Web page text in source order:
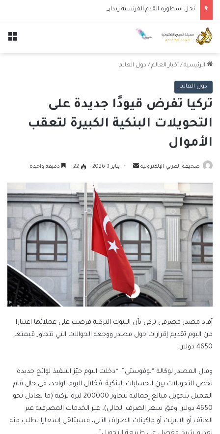
نجل اسطوره القدم الفرنسيه زيدان لوكا يتعاقد مع نادي ليغانيس
الرئيسية / أخبار العالم / دول العالم
دول العالم
تركيا تفرض قيودًا جديدة على
التحويلات البنكية الكبيرة لتعقب
الأموال
صحيفة العربي الإلكترونية
أرسل يناير 1, 2026 22 دقيقة واحدة
أفاد مصدر مصرفي تركي بأن البنوك التركية فرضت على عملائها اعتبارا
من اليوم تقديم إقرارات حول مصدر ووجهة الحوالات التي تتجاوز قيمتها
4650 دولارا.
وقال المصدر لوكالة “نوفوستي”: “دخلت اليوم حيّز التنفيذ لوائح جديدة
تخص التحويلات بين الحسابات البنكية. فخلال اليوم الواحد، في حال قام
العميل بتحويل مبالغ إجمالية تتجاوز 200000 ليرة تركية (ما يعادل نحو
4650 دولارا وفق سعر الصرف الحالي)، عبر الخدمات المصرفية عبر
الهاتف أو الإنترنت أو ماكينات الصراف الآلي، فسيتلقى إشعارا يطلب منه